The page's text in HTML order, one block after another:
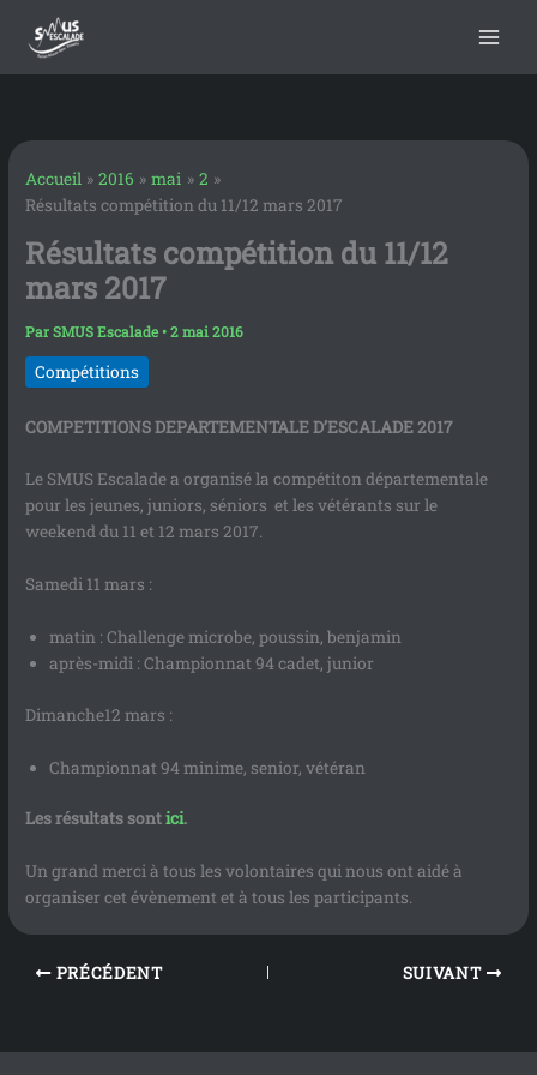
principal
contenu
Accueil 2016 mai
2
Résultats compétition du 11/12 mars 2017
Résultats compétition du 11/12
mars 2017
ParSMUS Escalade•2 mai 2016
Compétitions
COMPETITIONS DEPARTEMENTALE D’ESCALADE 2017
Le SMUS Escalade a organisé la compétiton départementale
pour les jeunes, juniors, séniors et les vétérants sur le
weekend du 11 et 12 mars 2017.
Samedi 11 mars :
matin : Challenge microbe, poussin, benjamin
après-midi : Championnat 94 cadet, junior
Dimanche12 mars :
Championnat 94 minime, senior, vétéran
Les résultats sontici.
Un grand merci à tous les volontaires qui nous ont aidé à
organiser cet évènement et à tous les participants.
PRÉCÉDENT SUIVANT